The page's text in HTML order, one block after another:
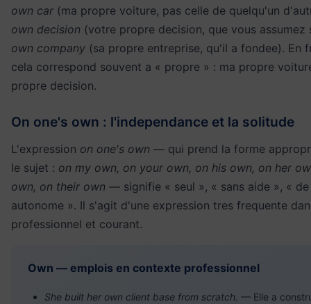
own car (ma propre voiture, pas celle de quelqu'un
own decision (votre propre decision, que vous assumez
own company (sa propre entreprise, qu'il a fondee). En
cela correspond souvent a « propre » : ma propre
propre decision.
On one's own : l'independance et la solitude
L'expression on one's own — qui prend la forme
le sujet : on my own, on your own, on his own, on her
own, on their own — signifie « seul », « sans aide », «
autonome ». Il s'agit d'une expression tres frequente
professionnel et courant.
Own — emplois en contexte professionnel
She built her own client base from scratch. — Elle a